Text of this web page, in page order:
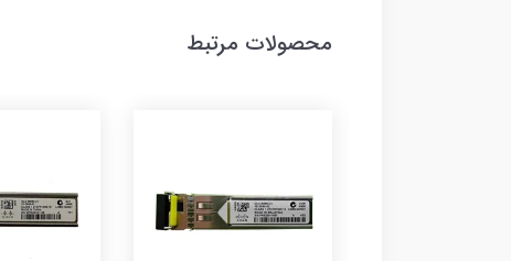
محصولات مرتبط